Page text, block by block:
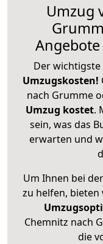
Umzug
Der
Umzugskosten!
nach Grumme
Umzug kostet.
sein, was das
erwarten und
Um Ihnen bei
zu helfen,
Chemnitz nach
die